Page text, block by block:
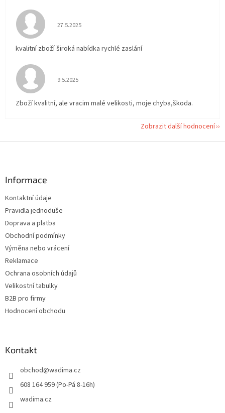
Hodnocení obchodu je 5 z 5 hvězdiček.
27.5.2025
kvalitní zboží široká nabídka rychlé zaslání
Hodnocení obchodu je 5 z 5 hvězdiček.
9.5.2025
Zboží kvalitní, ale vracim malé velikosti, moje chyba,škoda.
Zobrazit další hodnocení
Informace
Kontaktní údaje
Pravidla jednoduše
Doprava a platba
Obchodní podmínky
Výměna nebo vrácení
Reklamace
Ochrana osobních údajů
Velikostní tabulky
B2B pro firmy
Hodnocení obchodu
Kontakt
obchod@wadima.cz
608 164 959 (Po-Pá 8-16h)
wadima.cz